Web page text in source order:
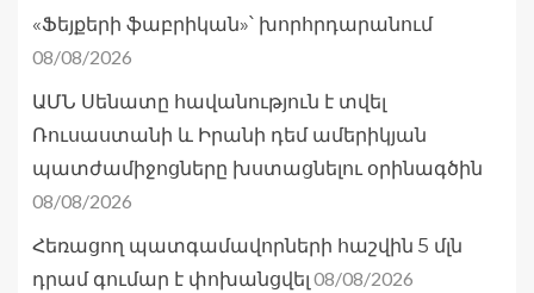
«Ֆեյքերի ֆաբրիկան»՝ խորհրդարանում
08/08/2026
ԱՄՆ Սենատը հավանություն է տվել
Ռուսաստանի և Իրանի դեմ ամերիկյան
պատժամիջոցները խստացնելու օրինագծին
08/08/2026
Հեռացող պատգամավորների հաշվին 5 մլն
դրամ գումար է փոխանցվել 08/08/2026